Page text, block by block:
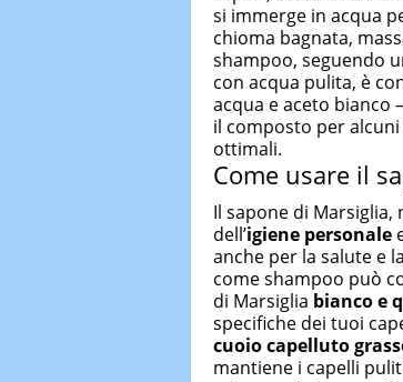
si immerge in acqua
chioma bagnata,
shampoo, seguendo
con acqua pulita, è
acqua e aceto bianco
il composto per
ottimali.
Come usare il
Il sapone di Marsiglia,
dell’igiene personale
anche per la salute e
come shampoo può
di Marsiglia bianco e
specifiche dei tuoi
cuoio capelluto
mantiene i capelli